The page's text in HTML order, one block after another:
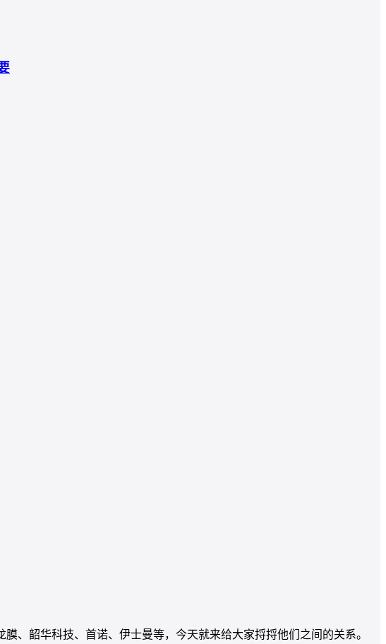
、韶华科技、首诺、伊士曼等，今天就来给大家捋捋他们之间的关系。